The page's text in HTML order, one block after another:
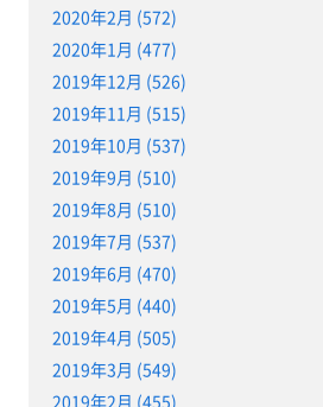
2020年2月 (572)
2020年1月 (477)
2019年12月 (526)
2019年11月 (515)
2019年10月 (537)
2019年9月 (510)
2019年8月 (510)
2019年7月 (537)
2019年6月 (470)
2019年5月 (440)
2019年4月 (505)
2019年3月 (549)
2019年2月 (455)